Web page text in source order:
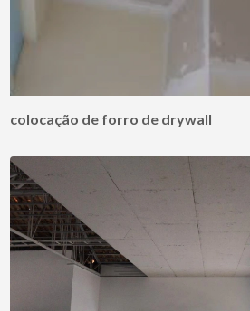
colocação de forro de drywall